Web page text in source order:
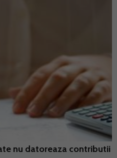
nu datoreaza contributii